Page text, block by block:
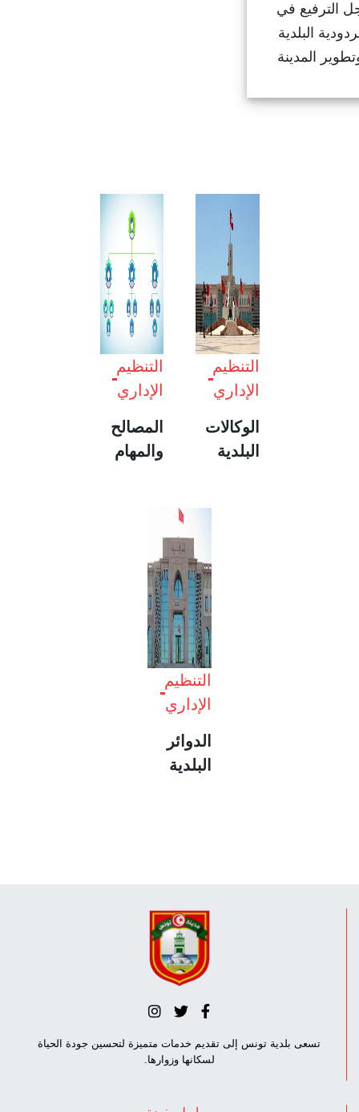
الترفيع في
البلدية
التنظيم
الإداري
الوكالات
البلدية
التنظيم
الإداري
المصالح
والمهام
التنظيم
الإداري
الدوائر
البلدية
تسعى بلدية تونس إلى تقديم خدمات متميزة لتحسين جودة الحياة
لسكانها وزوارها.